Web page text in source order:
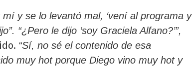
y se lo levantó mal, ‘vení al programa y
“¿Pero le dijo ‘soy Graciela Alfano?’”,
“Sí, no sé el contenido de esa
muy hot porque Diego vino muy hot y